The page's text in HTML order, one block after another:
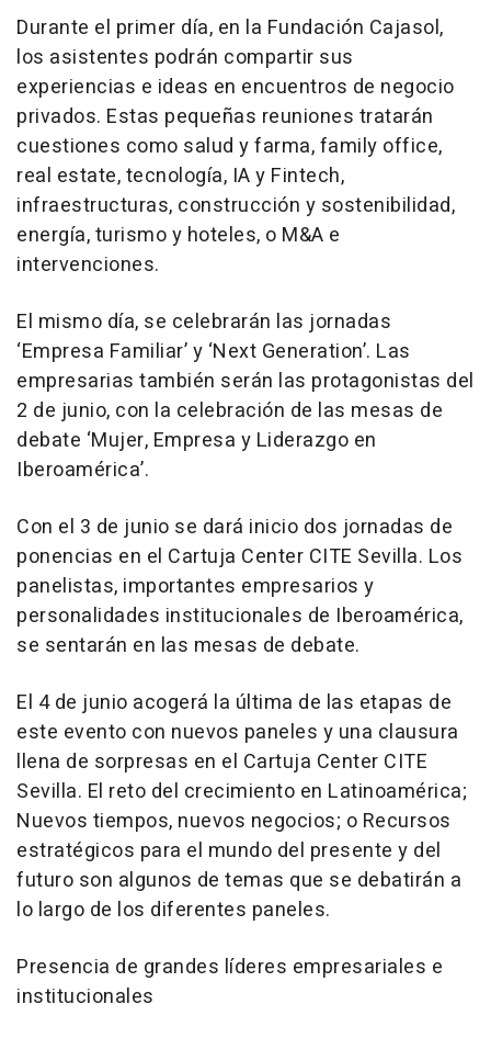
Durante el primer día, en la Fundación Cajasol,
los asistentes podrán compartir sus
experiencias e ideas en encuentros de negocio
privados. Estas pequeñas reuniones tratarán
cuestiones como salud y farma, family office,
real estate, tecnología, IA y Fintech,
infraestructuras, construcción y sostenibilidad,
energía, turismo y hoteles, o M&A e
intervenciones.
El mismo día, se celebrarán las jornadas
‘Empresa Familiar’ y ‘Next Generation’. Las
empresarias también serán las protagonistas del
2 de junio, con la celebración de las mesas de
debate ‘Mujer, Empresa y Liderazgo en
Iberoamérica’.
Con el 3 de junio se dará inicio dos jornadas de
ponencias en el Cartuja Center CITE Sevilla. Los
panelistas, importantes empresarios y
personalidades institucionales de Iberoamérica,
se sentarán en las mesas de debate.
El 4 de junio acogerá la última de las etapas de
este evento con nuevos paneles y una clausura
llena de sorpresas en el Cartuja Center CITE
Sevilla. El reto del crecimiento en Latinoamérica;
Nuevos tiempos, nuevos negocios; o Recursos
estratégicos para el mundo del presente y del
futuro son algunos de temas que se debatirán a
lo largo de los diferentes paneles.
Presencia de grandes líderes empresariales e
institucionales